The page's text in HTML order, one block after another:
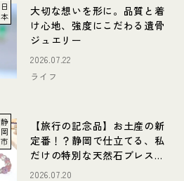
日
本
大切な想いを形に。品質と着
け心地、強度にこだわる遺骨
ジュエリー
2026.07.22
ライフ
静
岡
市
【旅行の記念品】お土産の新
定番！？静岡で仕立てる、私
だけの特別な天然石ブレスレ
ット
2026.07.20